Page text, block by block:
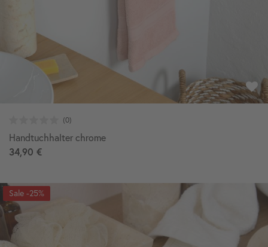
Handtuchhalter chrome
34,90 €
-25%